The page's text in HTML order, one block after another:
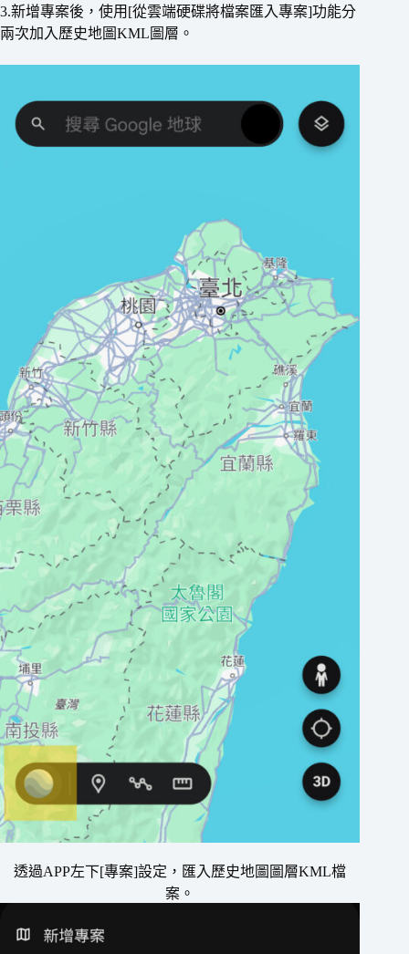
3.新增專案後，使用[從雲端硬碟將檔案匯入專案]功能分
兩次加入歷史地圖KML圖層。
透過APP左下[專案]設定，匯入歷史地圖圖層KML檔
案。